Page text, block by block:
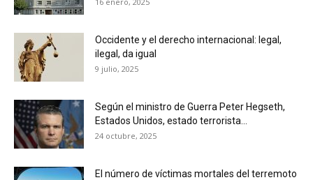
Occidente y el derecho internacional: legal,
ilegal, da igual
9 julio, 2025
Según el ministro de Guerra Peter Hegseth,
Estados Unidos, estado terrorista...
24 octubre, 2025
El número de víctimas mortales del terremoto